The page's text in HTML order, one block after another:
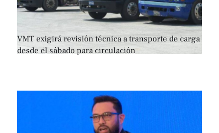
VMT exigirá revisión técnica a transporte de carga
desde el sábado para circulación